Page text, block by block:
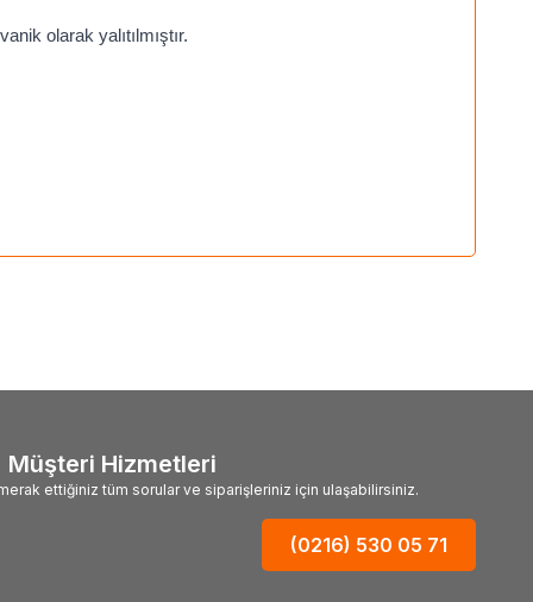
olarak yalıtılmıştır.
Müşteri Hizmetleri
ettiğiniz tüm sorular ve siparişleriniz için ulaşabilirsiniz.
(0216) 530 05 71